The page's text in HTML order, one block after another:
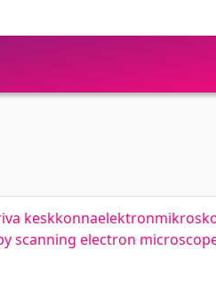
scanning electron